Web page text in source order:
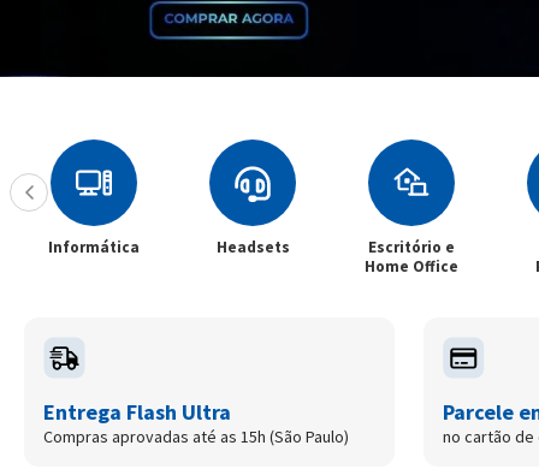
Headsets
Escritório e
Filtros e
Películas
Entrega Flash Ultra
Compras aprovadas até as 15h (São Paulo)
Parcele
no cartão